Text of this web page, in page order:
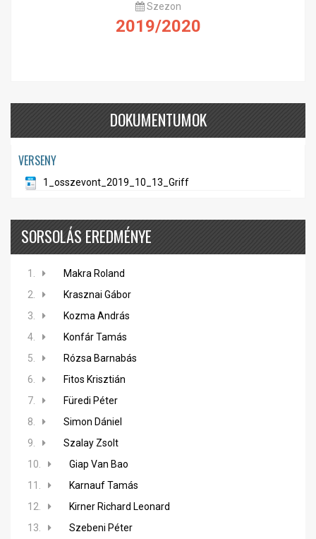
Szezon
2019/2020
DOKUMENTUMOK
VERSENY
1_osszevont_2019_10_13_Griff
SORSOLÁS EREDMÉNYE
1.
Makra Roland
2.
Krasznai Gábor
3.
Kozma András
4.
Konfár Tamás
5.
Rózsa Barnabás
6.
Fitos Krisztián
7.
Füredi Péter
8.
Simon Dániel
9.
Szalay Zsolt
10.
Giap Van Bao
11.
Karnauf Tamás
12.
Kirner Richard Leonard
13.
Szebeni Péter